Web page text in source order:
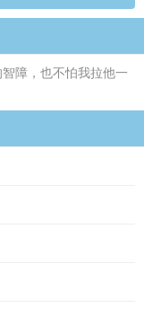
障，也不怕我拉他一